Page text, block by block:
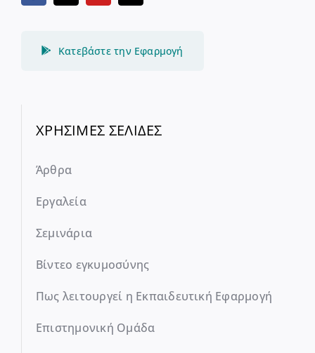
Κατεβάστε την Εφαρμογή
ΧΡΗΣΙΜΕΣ ΣΕΛΙΔΕΣ
Άρθρα
Εργαλεία
Σεμινάρια
Βίντεο εγκυμοσύνης
Πως λειτουργεί η Εκπαιδευτική Εφαρμογή
Επιστημονική Ομάδα